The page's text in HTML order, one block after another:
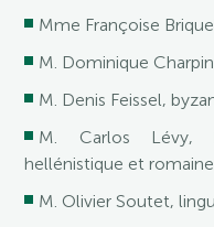
Mme Françoise
M. Dominique
M. Denis Feissel,
M. Carlos Lévy,
hellénistique et
M. Olivier Soutet,